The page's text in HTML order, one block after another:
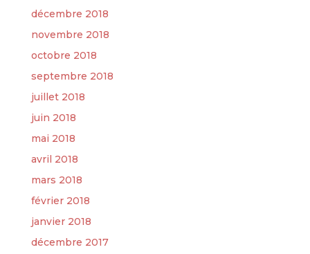
décembre 2018
novembre 2018
octobre 2018
septembre 2018
juillet 2018
juin 2018
mai 2018
avril 2018
mars 2018
février 2018
janvier 2018
décembre 2017